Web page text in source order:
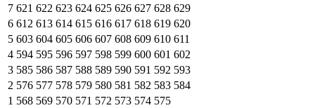
7 621 622 623 624 625 626 627 628 629
6 612 613 614 615 616 617 618 619 620
5 603 604 605 606 607 608 609 610 611
4 594 595 596 597 598 599 600 601 602
3 585 586 587 588 589 590 591 592 593
2 576 577 578 579 580 581 582 583 584
1 568 569 570 571 572 573 574 575